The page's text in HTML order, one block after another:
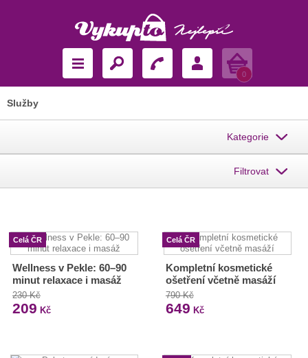
Košík
0
Služby
Kategorie
Filtrovat
Celá ČR
Wellness v Pekle: 60–90
minut relaxace i masáž
230 Kč
209 Kč
Celá ČR
Kompletní kosmetické
ošetření včetně masáží
790 Kč
649 Kč